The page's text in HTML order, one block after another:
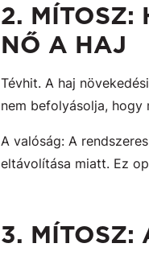
2. MÍTOSZ:
NŐ A HAJ
Tévhit. A haj
nem befolyásolja, hogy
A valóság: A
eltávolítása miatt. Ez
3. MÍTOSZ: